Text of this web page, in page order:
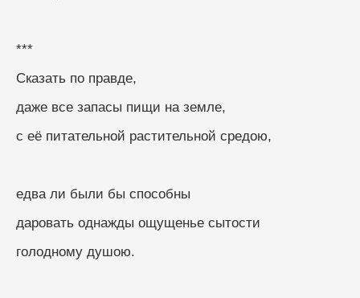
***
Сказать по правде,
даже все запасы пищи на земле,
с её питательной растительной средою,
едва ли были бы способны
даровать однажды ощущенье сытости
голодному душою.